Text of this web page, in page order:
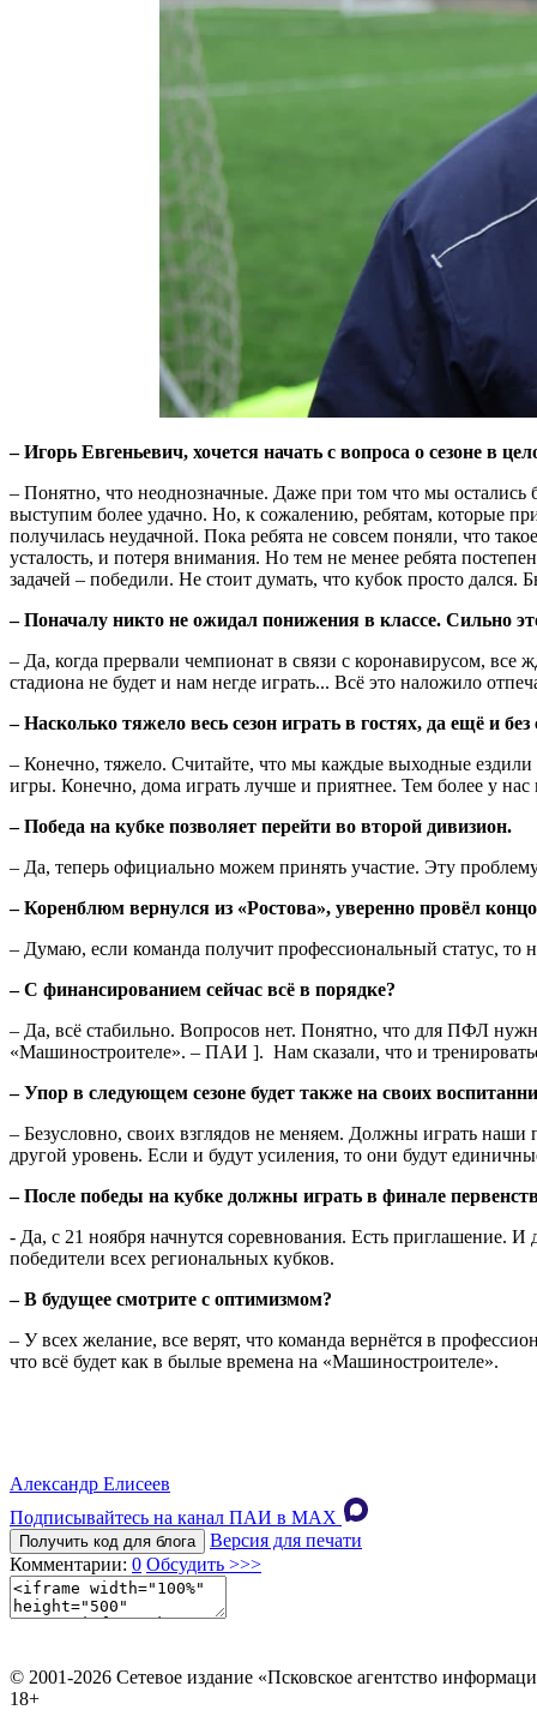
– Игорь Евгеньевич, хочется начать с вопроса о сезоне в
– Понятно, что неоднозначные. Даже при том что мы остались
выступим более удачно. Но, к сожалению, ребятам, которые
получилась неудачной. Пока ребята не совсем поняли, что
усталость, и потеря внимания. Но тем не менее ребята
задачей – победили. Не стоит думать, что кубок просто
– Поначалу никто не ожидал понижения в классе. Сильно
– Да, когда прервали чемпионат в связи с коронавирусом, все
стадиона не будет и нам негде играть... Всё это наложило
– Насколько тяжело весь сезон играть в гостях, да ещё и
– Конечно, тяжело. Считайте, что мы каждые выходные
игры. Конечно, дома играть лучше и приятнее. Тем более у
– Победа на кубке позволяет перейти во второй дивизион.
– Да, теперь официально можем принять участие. Эту
– Коренблюм вернулся из «Ростова», уверенно провёл
– Думаю, если команда получит профессиональный статус, то
– С финансированием сейчас всё в порядке?
– Да, всё стабильно. Вопросов нет. Понятно, что для ПФЛ
«Машиностроителе». – ПАИ ]. Нам сказали, что и
– Упор в следующем сезоне будет также на своих
– Безусловно, своих взглядов не меняем. Должны играть
другой уровень. Если и будут усиления, то они будут
– После победы на кубке должны играть в финале
- Да, с 21 ноября начнутся соревнования. Есть приглашение.
победители всех региональных кубков.
– В будущее смотрите с оптимизмом?
– У всех желание, все верят, что команда вернётся в
что всё будет как в былые времена на «Машиностроителе».
Александр Елисеев
Подписывайтесь на канал ПАИ в MAХ
Получить код для блога
Версия для печати
Комментарии: 0 Обсудить >>>
© 2001-2026 Сетевое издание «Псковское агентство
18+